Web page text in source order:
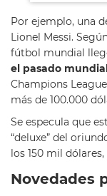
Por ejemplo, una
Lionel Messi.
fútbol mundial
el pasado
Champions
más de 100.000
Se especula que
“deluxe” del
los 150 mil
Novedades